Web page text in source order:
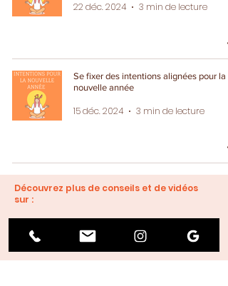
22 déc. 2024 3 min de lecture
Se fixer des intentions alignées pour la
nouvelle année
15 déc. 2024 3 min de lecture
Découvrez plus de conseils et de vidéos
sur :